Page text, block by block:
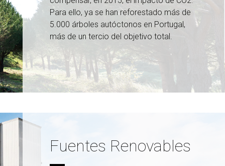
Para ello, ya se han reforestado más de
5.000 árboles autóctonos en Portugal,
más de un tercio del objetivo total.
Fuentes Renovables